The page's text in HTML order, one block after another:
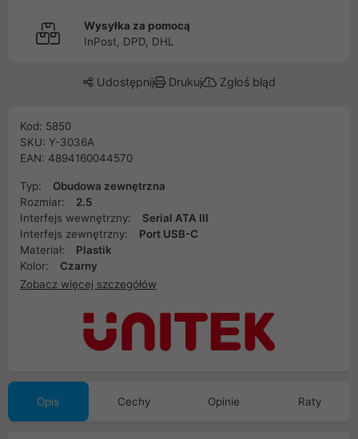
Wysyłka za pomocą
InPost, DPD, DHL
Udostępnij Drukuj Zgłoś błąd
Kod: 5850
SKU: Y-3036A
EAN: 4894160044570
Typ:
Obudowa zewnętrzna
Rozmiar:
2.5
Interfejs wewnętrzny:
Serial ATA III
Interfejs zewnętrzny:
Port USB-C
Materiał:
Plastik
Kolor:
Czarny
Zobacz więcej szczegółów
Opis Cechy Opinie Raty